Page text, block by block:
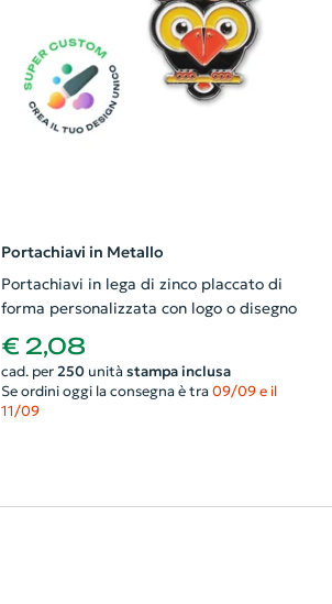
Portachiavi in Metallo
Portachiavi in lega di zinco placcato di
forma personalizzata con logo o disegno
€ 2,08
cad. per 250unità stampa inclusa
Se ordini oggi la consegna è tra 09/09 e il
11/09